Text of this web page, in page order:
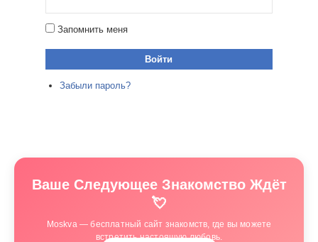
Запомнить меня
Войти
Забыли пароль?
Ваше Следующее Знакомство Ждёт
💘
Moskva — бесплатный сайт знакомств, где вы можете
встретить настоящую любовь.